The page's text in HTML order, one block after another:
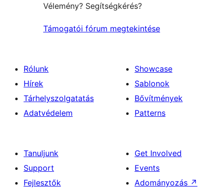
Vélemény? Segítségkérés?
Támogatói fórum megtekintése
Rólunk
Hírek
Tárhelyszolgatatás
Adatvédelem
Showcase
Sablonok
Bővítmények
Patterns
Tanuljunk
Support
Fejlesztők
Get Involved
Events
Adományozás ↗